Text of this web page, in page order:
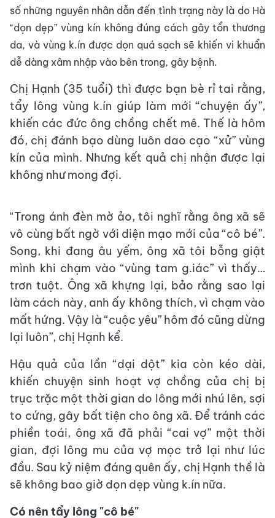
số những nguyên nhân dẫn đến tình trạng này là do Hà
“dọn dẹp” vùng kín không đúng cách gây tổn thương
da, và vùng k.ín được dọn quá sạch sẽ khiến vi khuẩn
dễ dàng xâm nhập vào bên trong, gây bệnh.
Chị Hạnh (35 tuổi) thì được bạn bè rỉ tai rằng,
tẩy lông vùng k.ín giúp làm mới “chuyện ấy”,
khiến các đức ông chồng chết mê. Thế là hôm
đó, chị đánh bạo dùng luôn dao cạo “xử” vùng
kín của mình. Nhưng kết quả chị nhận được lại
không như mong đợi.
“Trong ánh đèn mờ ảo, tôi nghĩ rằng ông xã sẽ
vô cùng bất ngờ với diện mạo mới của “cô bé”.
Song, khi đang âu yếm, ông xã tôi bỗng giật
mình khi chạm vào “vùng tam g.iác” vì thấy…
trơn tuột. Ông xã khựng lại, bảo rằng sao lại
làm cách này, anh ấy không thích, vì chạm vào
mất hứng. Vậy là “cuộc yêu” hôm đó cũng dừng
lại luôn”, chị Hạnh kể.
Hậu quả của lần “dại dột” kia còn kéo dài,
khiến chuyện sinh hoạt vợ chồng của chị bị
trục trặc một thời gian do lông mới nhú lên, sợi
to cứng, gây bất tiện cho ông xã. Để tránh các
phiền toái, ông xã đã phải “cai vợ” một thời
gian, đợi lông mu của vợ mọc trở lại như lúc
đầu. Sau kỷ niệm đáng quên ấy, chị Hạnh thề là
sẽ không bao giờ dọn dẹp vùng k.ín nữa.
Có nên tẩy lông "cô bé"